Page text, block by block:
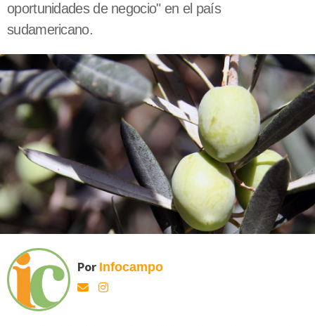
oportunidades de negocio" en el país
sudamericano.
Por Infocampo